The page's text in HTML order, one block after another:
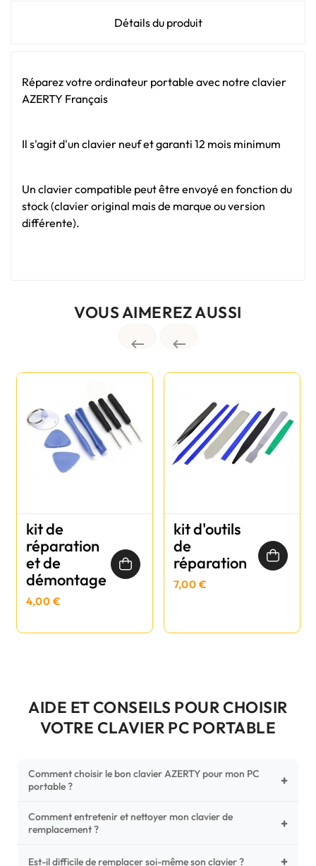
Détails du produit
Réparez votre ordinateur portable avec notre clavier
AZERTY Français
Il s'agit d'un clavier neuf et garanti 12 mois minimum
Un clavier compatible peut être envoyé en fonction du
stock (clavier original mais de marque ou version
différente).
VOUS AIMEREZ AUSSI
 
kit de
réparation
et de
démontage
4,00 €
kit d'outils
de
réparation
7,00 €
AIDE ET CONSEILS POUR CHOISIR
VOTRE CLAVIER PC PORTABLE
Comment choisir le bon clavier AZERTY pour mon PC
portable ?
+
Pour ne pas vous tromper, vérifiez trois points critiques sur
votre clavier d'origine : la disposition (AZERTY Français), la
Comment entretenir et nettoyer mon clavier de
remplacement ?
+
Un entretien régulier prolonge la vie de vos touches.
Est-il difficile de remplacer soi-même son clavier ? +